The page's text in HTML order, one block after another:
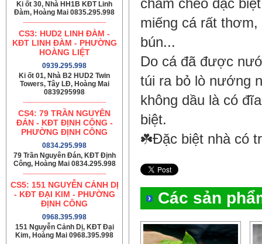
Ki ốt 30, Nhà HH1B KĐT Linh
Đàm, Hoàng Mai 0835.295.998
CS3: HUD2 LINH ĐÀM -
KĐT LINH ĐÀM - PHƯỜNG
HOÀNG LIỆT
0939.295.998
Ki ốt 01, Nhà B2 HUD2 Twin
Towers, Tây LĐ, Hoàng Mai
0839295998
CS4: 79 TRẦN NGUYÊN
ĐÁN - KĐT ĐỊNH CÔNG -
PHƯỜNG ĐỊNH CÔNG
0834.295.998
79 Trần Nguyên Đán, KĐT Định
Công, Hoàng Mai 0834.295.998
CS5: 151 NGUYỄN CẢNH DỊ
- KĐT ĐẠI KIM - PHƯỜNG
ĐỊNH CÔNG
0968.395.998
151 Nguyễn Cảnh Dị, KĐT Đại
Kim, Hoàng Mai 0968.395.998
chẳm chéo đặc
miếng cá rất
bún...
Do cá đã được
túi ra bỏ lò nướng
không dầu là có
biệt.
☘️Đặc biệt nhà có
Các sản